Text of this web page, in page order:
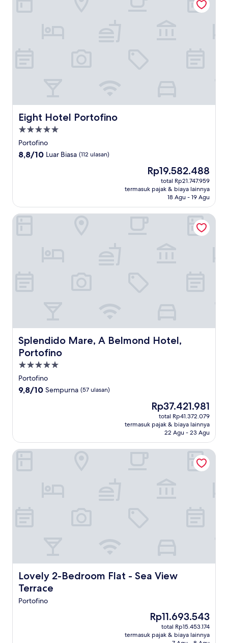
Eight Hotel Portofino
Eight Hotel Portofino
Properti
bintang
5.0
Portofino
8.8
ulasan)
8,8/10 Luar Biasa (112 ulasan)
Harga
sekarang
Rp19.582.488
Rp19.582.488
total Rp21.747.959
termasuk pajak & biaya lainnya
18 Agu - 19 Agu
Splendido Mare, A Belmond Hotel,
Portofino
Splendido Mare, A Belmond Hotel, Portofino
Properti
bintang
5.0
Portofino
9.8
9,8/10 Sempurna (57 ulasan)
Harga
sekarang
Rp37.421.981
Rp37.421.981
total Rp41.372.079
termasuk pajak & biaya lainnya
22 Agu - 23 Agu
Splendido Mare, A Belmond Hotel, Portofino
Lovely 2-Bedroom Flat - Sea View
Terrace
Lovely 2-Bedroom Flat - Sea View Terrace
Portofino
Harga
sekarang
Rp11.693.543
Rp11.693.543
total Rp15.453.174
termasuk pajak & biaya lainnya
Lovely 2-Bedroom Flat - Sea View Terrace